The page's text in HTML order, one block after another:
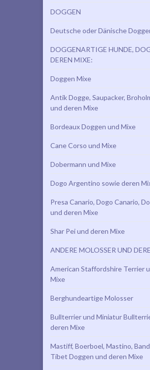
DOGGEN
Deutsche oder Dänische
DOGGENARTIGE HUNDE,
DEREN MIXE:
Doggen Mixe
Antik Dogge, Saupacker,
und deren Mixe
Bordeaux Doggen und Mixe
Cane Corso und Mixe
Dobermann und Mixe
Dogo Argentino sowie deren
Presa Canario, Dogo Canario,
und deren Mixe
Shar Pei und deren Mixe
ANDERE MOLOSSER UND
American Staffordshire Terrier
Mixe
Berghundeartige Molosser
Bullterrier und Miniatur
deren Mixe
Mastiff, Boerboel, Mastino,
Tibet Doggen und deren Mixe